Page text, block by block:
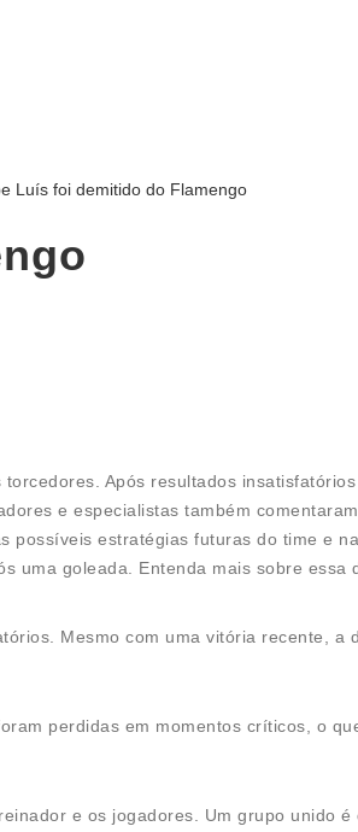
Após resultados
e especialistas também
estratégias futuras do time e
uma goleada. Entenda mais sobre essa
Mesmo com uma vitória recente,
perdidas em momentos críticos, o
e os jogadores. Um grupo unido